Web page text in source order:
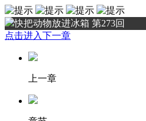
快把动物放进冰箱 第273回
点击进入下一章
上一章